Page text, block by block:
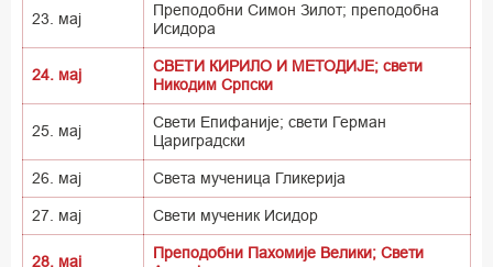
23. мај
Преподобни Симон Зилот; преподобна
Исидора
24. мај
СВЕТИ КИРИЛО И МЕТОДИЈЕ; свети
Никодим Српски
25. мај
Свети Епифаније; свети Герман
Цариградски
26. мај Света мученица Гликерија
27. мај Свети мученик Исидор
28. мај
Преподобни Пахомије Велики; Свети